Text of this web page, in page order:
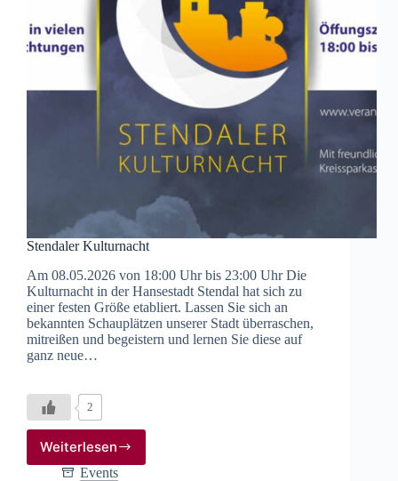
Stendaler Kulturnacht
Am 08.05.2026 von 18:00 Uhr bis 23:00 Uhr Die
Kulturnacht in der Hansestadt Stendal hat sich zu
einer festen Größe etabliert. Lassen Sie sich an
bekannten Schauplätzen unserer Stadt überraschen,
mitreißen und begeistern und lernen Sie diese auf
ganz neue…
2
Weiterlesen
Stendaler
Kulturnacht
Events